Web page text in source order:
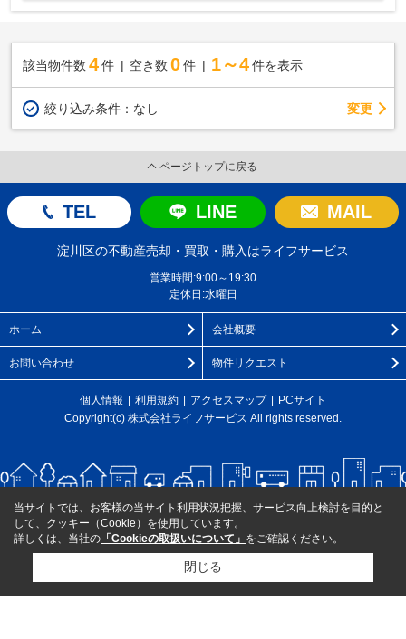
該当物件数 4件 空き数 0 件 1～4 件を表示
絞り込み条件： なし 変更
ページトップに戻る
TEL LINE MAIL
淀川区の不動産売却・買取・購入はライフサービス
営業時間:9:00～19:30
定休日:水曜日
ホーム 会社概要
お問い合わせ 物件リクエスト
個人情報 利用規約 アクセスマップ
PCサイト
Copyright(c) 株式会社ライフサービス All rights reserved.
当サイトでは、お客様の当サイト利用状況把握、サービス向上検討を目的と
して、クッキー（Cookie）を使用しています。
詳しくは、当社の 「Cookieの取扱いについて」 をご確認ください。
閉じる